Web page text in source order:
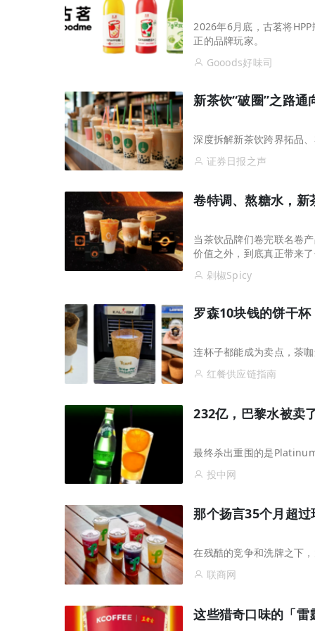
2026年6月底，古茗将
正的品牌玩家。
Gooods好味司
新茶饮“破圈”之路通
深度拆解新茶饮跨界拓品
证券日报之声
卷特调、熬糖水，新
当茶饮品牌们卷完联名卷
价值之外，到底真正带来
剁椒Spicy
罗森10块钱的饼干
连杯子都能成为卖点，茶
红餐供应链指南
232亿，巴黎水被卖
最终杀出重围的是
投中网
那个扬言35个月超
在残酷的竞争和洗牌之下
联商网
这些猎奇口味的「雷